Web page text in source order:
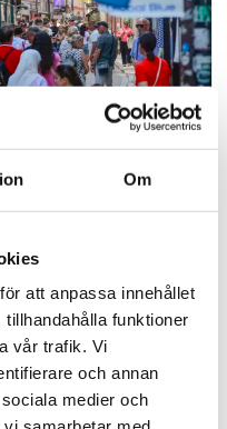
Om
att anpassa innehållet
funktioner
vår trafik. Vi
och annan
medier och
i